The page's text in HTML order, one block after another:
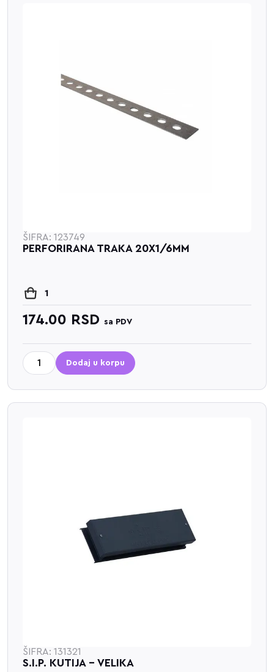
ŠIFRA: 123749
PERFORIRANA TRAKA 20X1/6MM
1
174.00 RSD sa PDV
Dodaj u korpu
ŠIFRA: 131321
S.I.P. KUTIJA - VELIKA